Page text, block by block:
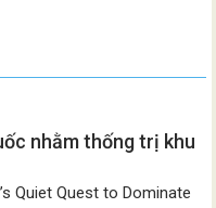
nhằm thống trị khu
Quiet Quest to Dominate